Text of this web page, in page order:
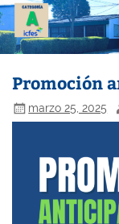
Promoción
marzo 25, 2025